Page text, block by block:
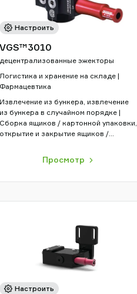
Настроить
VGS™3010
децентрализованные эжекторы
Логистика и хранение на складе |
Фармацевтика
Извлечение из бункера, извлечение
из бункера в случайном порядке |
Сборка ящиков / картонной упаковки,
открытие и закрытие ящиков /
перемещение с упаковкой роботами
Просмотр
Настроить